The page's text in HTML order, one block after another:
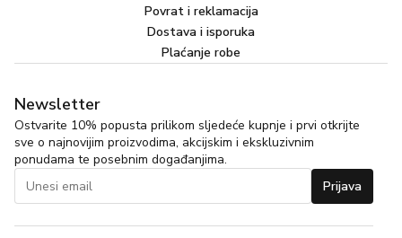
Povrat i reklamacija
Dostava i isporuka
Plaćanje robe
Newsletter
Ostvarite 10% popusta prilikom sljedeće kupnje i prvi otkrijte
sve o najnovijim proizvodima, akcijskim i ekskluzivnim
ponudama te posebnim događanjima.
Prijava